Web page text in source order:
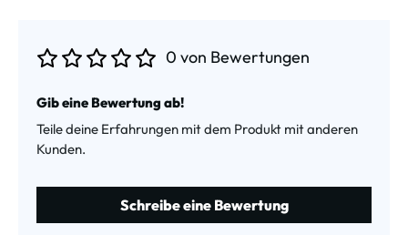
0 von Bewertungen
Gib eine Bewertung ab!
Teile deine Erfahrungen mit dem Produkt mit anderen
Kunden.
Schreibe eine Bewertung